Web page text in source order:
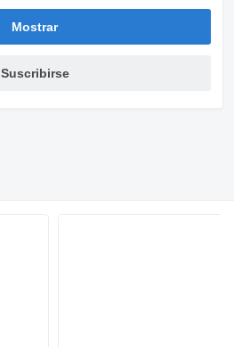
Mostrar
Suscribirse